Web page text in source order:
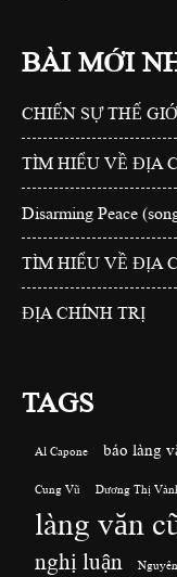
BÀI MỚI
CHIẾN SỰ THẾ
TÌM HIỂU VỀ ĐỊA
Disarming Peace
TÌM HIỂU VỀ ĐỊA
ĐỊA CHÍNH TRỊ
TAGS
Al Capone báo làng
Cung Vũ Dương Thị
làng văn
nghị luận